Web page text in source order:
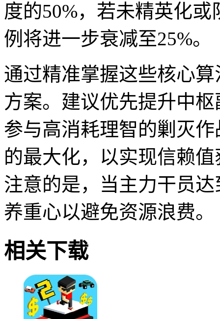
度的50%，若未精英化
例将进一步衰减至25%。
通过精准掌握这些核心
方案。建议优先提升中
参与高消耗理智的剿灭
的最大化，以实现信赖
注意的是，当主力干员
养重心以避免资源浪费。
相关下载